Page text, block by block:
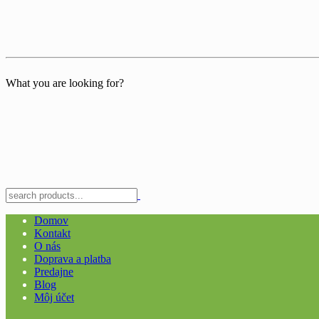
What you are looking for?
Domov
Kontakt
O nás
Doprava a platba
Predajne
Blog
Môj účet